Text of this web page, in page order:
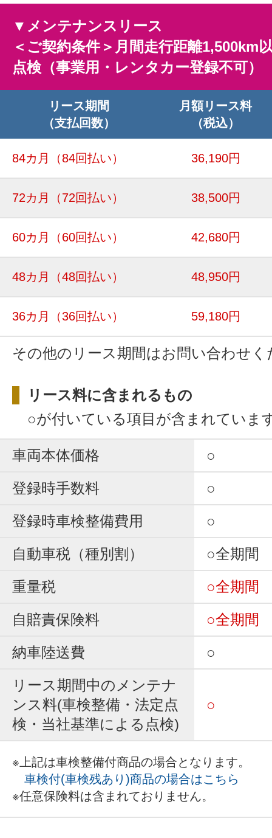
▼メンテナンスリース
＜ご契約条件＞月間走行距離1,500km
点検（事業用・レンタカー登録不可）
リース期間
（支払回数）
月額リース料
（税込）
84カ月 （84回払い） 36,190円
72カ月 （72回払い） 38,500円
60カ月 （60回払い） 42,680円
48カ月 （48回払い） 48,950円
36カ月 （36回払い） 59,180円
その他のリース期間はお問い合わせく
リース料に含まれるもの
○が付いている項目が含まれていま
車両本体価格
○
登録時手数料
○
登録時車検整備費用
○
自動車税（種別割）
○全期間
重量税
○全期間
自賠責保険料
○全期間
納車陸送費
○
リース期間中のメンテナ
ンス料(車検整備・法定点
検・当社基準による点検)
○
※上記は車検整備付商品の場合となります。
車検付(車検残あり)商品の場合はこちら
※任意保険料は含まれておりません。